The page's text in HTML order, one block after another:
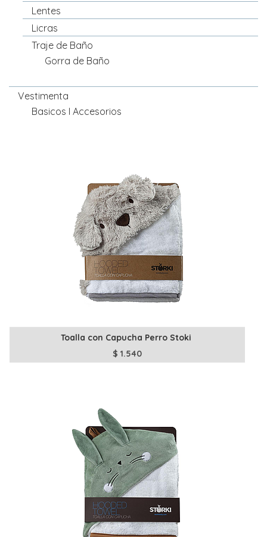
Lentes
Licras
Traje de Baño
Gorra de Baño
Vestimenta
Basicos I Accesorios
Toalla con Capucha Perro Stoki
$1.540